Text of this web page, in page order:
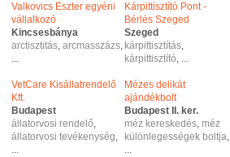
Valkovics Eszter egyéni
vállalkozó
Kincsesbánya
arctisztitás,arcmasszázs,
...
VetCare Kisállatrendelő
Kft.
Budapest
állatorvosi rendelő,
állatorvosi tevékenység,
...
Kárpittisztító Pont -
Bérlés Szeged
Szeged
kárpittisztítás,
kárpittisztító, ...
Mézes delikát
ajándékbolt
Budapest II. ker.
méz kereskedés, méz
különlegességek boltja,
...